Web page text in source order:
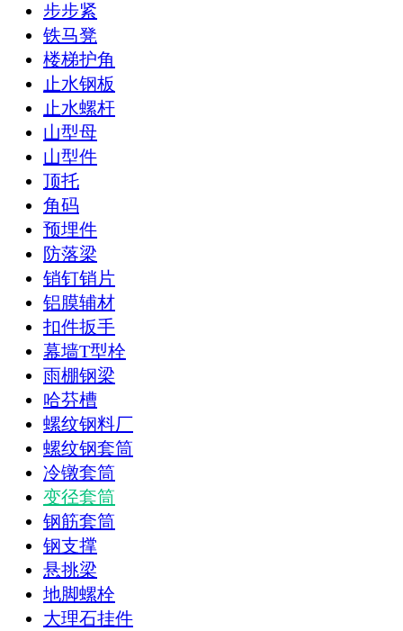
步步紧
铁马凳
楼梯护角
止水钢板
止水螺杆
山型母
山型件
顶托
角码
预埋件
防落梁
销钉销片
铝膜辅材
扣件扳手
幕墙T型栓
雨棚钢梁
哈芬槽
螺纹钢料厂
螺纹钢套筒
冷镦套筒
变径套筒
钢筋套筒
钢支撑
悬挑梁
地脚螺栓
大理石挂件